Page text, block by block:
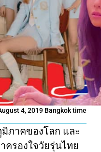
4, 2019 Bangkok time
มิภาคของโลก และ
ครองใจวัยรุ่นไทย